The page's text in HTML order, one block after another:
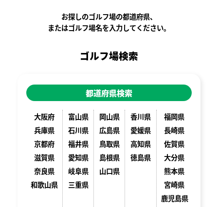
お探しのゴルフ場の都道府県、
またはゴルフ場名を入力してください。
ゴルフ場検索
都道府県検索
大阪府
兵庫県
京都府
滋賀県
奈良県
和歌山県
富山県
石川県
福井県
愛知県
岐阜県
三重県
岡山県
広島県
鳥取県
島根県
山口県
香川県
愛媛県
高知県
徳島県
福岡県
長崎県
佐賀県
大分県
熊本県
宮崎県
鹿児島県